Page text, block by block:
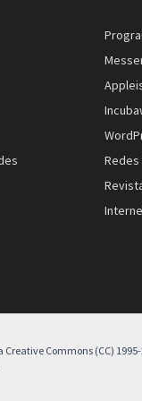
Redes
Commons (CC)